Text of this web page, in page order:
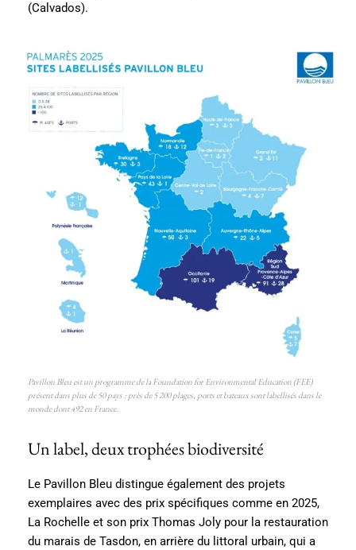
(Calvados).
Pavillon Bleu est un programme de la Foundation for Environmental Education (FEE)
présent dans plus de 50 pays : près de 5 200 plages, ports et bateaux sont labellisés dans le
monde dont 492 en France.
Un label, deux trophées biodiversité
Le Pavillon Bleu distingue également des projets
exemplaires avec des prix spécifiques comme en 2025,
La Rochelle et son prix Thomas Joly pour la restauration
du marais de Tasdon, en arrière du littoral urbain, qui a